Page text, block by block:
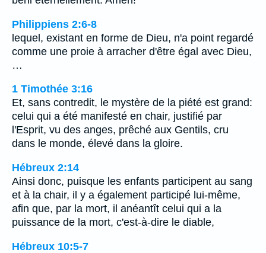
Philippiens 2:6-8
lequel, existant en forme de Dieu, n'a point regardé
comme une proie à arracher d'être égal avec Dieu,
…
1 Timothée 3:16
Et, sans contredit, le mystère de la piété est grand:
celui qui a été manifesté en chair, justifié par
l'Esprit, vu des anges, prêché aux Gentils, cru
dans le monde, élevé dans la gloire.
Hébreux 2:14
Ainsi donc, puisque les enfants participent au sang
et à la chair, il y a également participé lui-même,
afin que, par la mort, il anéantît celui qui a la
puissance de la mort, c'est-à-dire le diable,
Hébreux 10:5-7